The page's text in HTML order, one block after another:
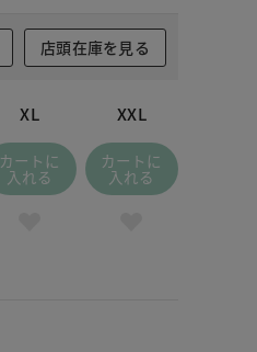
店頭在庫を見る
XL
カートに
入れる
XXL
カートに
入れる